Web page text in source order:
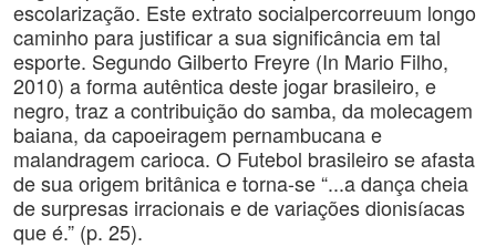
escolarização. Este extrato socialpercorreuum longo
caminho para justificar a sua significância em tal
esporte. Segundo Gilberto Freyre (In Mario Filho,
2010) a forma autêntica deste jogar brasileiro, e
negro, traz a contribuição do samba, da molecagem
baiana, da capoeiragem pernambucana e
malandragem carioca. O Futebol brasileiro se afasta
de sua origem britânica e torna-se “...a dança cheia
de surpresas irracionais e de variações dionisíacas
que é.” (p. 25).